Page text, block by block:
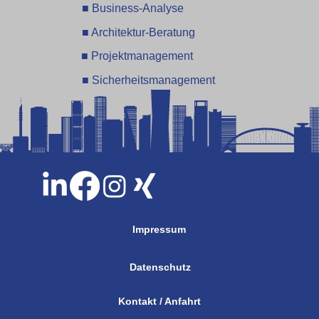
■ Business-Analyse
■ Architektur-Beratung
■ Projektmanagement
■ Sicherheitsmanagement
Impressum
Datenschutz
Kontakt / Anfahrt